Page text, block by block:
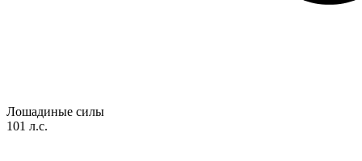
Лошадиные силы
101 л.с.